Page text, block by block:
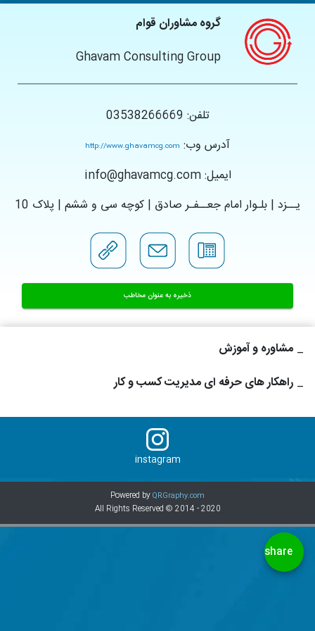
گروه مشاوران قوام
Ghavam Consulting Group
تلفن: 03538266669
آدرس وب: http://www.ghavamcg.com
ایمیل: info@ghavamcg.com
یــزد | بلـوار امام جعــفـر صادق | کوچه سی و ششم | پلاک 10
ذخیره به عنوان مخاطب
_ مشاوره و آموزش
_ راهکار های حرفه ای مدیریت کسب و کار
instagram
share
Powered byQRGraphy.com
All Rights Reserved © 2014 - 2020